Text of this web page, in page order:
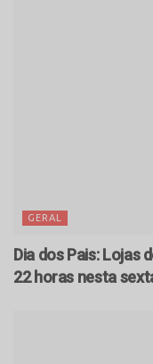
GERAL
Dia dos Pais: Lojas
22 horas nesta